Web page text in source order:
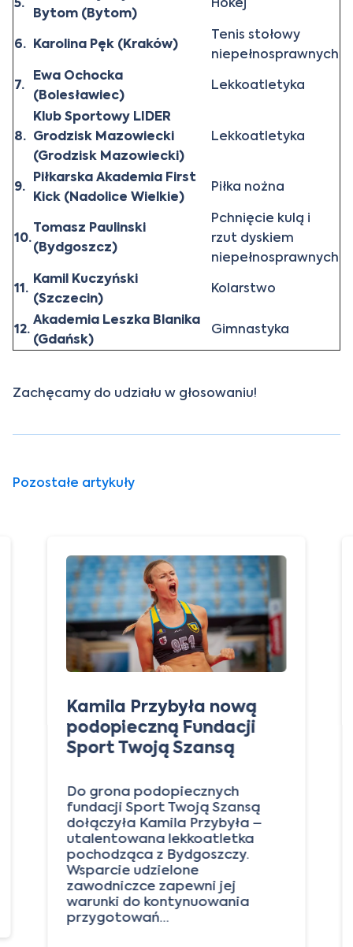
Bytom (Bytom)
6. Karolina Pęk (Kraków)
Tenis stołowy
niepełnosprawnych
7.
Ewa Ochocka
(Bolesławiec)
Lekkoatletyka
8.
Klub Sportowy LIDER
Grodzisk Mazowiecki
(Grodzisk Mazowiecki)
Lekkoatletyka
9.
Piłkarska Akademia First
Kick (Nadolice Wielkie)
Piłka nożna
10.
Tomasz Paulinski
(Bydgoszcz)
Pchnięcie kulą i
rzut dyskiem
niepełnosprawnych
11.
Kamil Kuczyński
(Szczecin)
Kolarstwo
12.
Akademia Leszka Blanika
(Gdańsk)
Gimnastyka
Zachęcamy do udziału w głosowaniu!
Pozostałe artykuły
Kamila Przybyła nową
podopieczną Fundacji
Sport Twoją Szansą
Do grona podopiecznych
fundacji Sport Twoją Szansą
dołączyła Kamila Przybyła –
utalentowana lekkoatletka
pochodząca z Bydgoszczy.
Wsparcie udzielone
zawodniczce zapewni jej
warunki do kontynuowania
przygotowań…